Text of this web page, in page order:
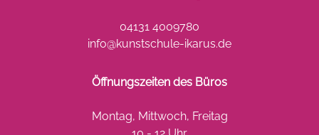
04131 4009780
info@kunstschule-ikarus.de
Öffnungszeiten des Büros
Montag, Mittwoch, Freitag